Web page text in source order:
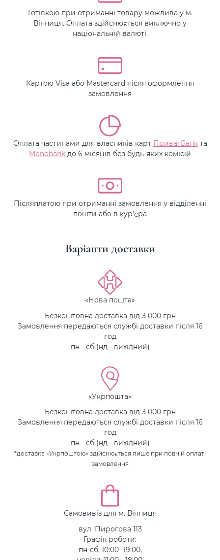
Готівкою при отриманні товару можлива у м.
Вінниця. Оплата здійснюється виключно у
національній валюті.
Картою Visa або Mastercard після оформлення
замовлення
Оплата частинами для власників карт ПриватБанкта
Monobank до 6 місяців без будь-яких комісій
Післяплатою при отриманні замовлення у відділенні
пошти або в кур’єра
Варіанти доставки
«Нова пошта»
Безкоштовна доставка від 3 000 грн
Замовлення передаються службі доставки після 16
год
пн - сб (нд - вихідний)
«Укрпошта»
Безкоштовна доставка від 3 000 грн
Замовлення передаються службі доставки після 16
год
пн - сб (нд - вихідний)
*доставка «Укрпоштою» здійснюється лише при повній оплаті
замовлення
Самовивіз для м. Вінниця
вул. Пирогова 113
Графік роботи:
пн-сб: 10:00 -19:00,